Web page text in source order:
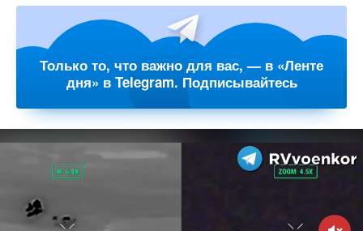
Только то, что важно для вас, — в «Ленте
дня» в Telegram. Подписывайтесь